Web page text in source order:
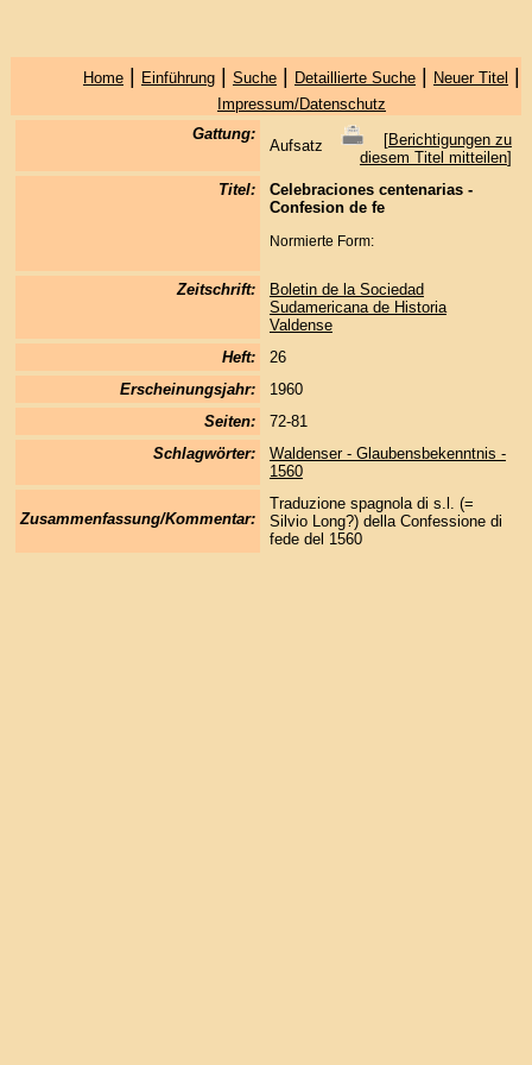
Home| Einführung| Suche| Detaillierte Suche| Neuer Titel |
Impressum/Datenschutz
Gattung:
Aufsatz [Berichtigungen zu
diesem Titel mitteilen]
Titel:
Celebraciones centenarias -
Confesion de fe
Normierte Form:
Zeitschrift:
Boletin de la Sociedad
Sudamericana de Historia
Valdense
Heft:
26
Erscheinungsjahr:
1960
Seiten:
72-81
Schlagwörter:
Waldenser - Glaubensbekenntnis -
1560
Zusammenfassung/Kommentar:
Traduzione spagnola di s.l. (=
Silvio Long?) della Confessione di
fede del 1560